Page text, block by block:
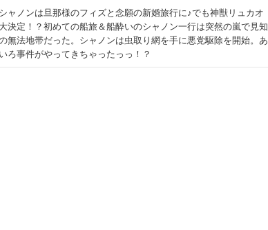
ャノンは旦那様のフィズと念願の新婚旅行に♪でも神獣リュカオ
決定！？初めての船旅＆船酔いのシャノン一行は突然の嵐で見知
無法地帯だった。シャノンは虫取り網を手に悪党駆除を開始。あ
ろ事件がやってきちゃったっっ！？